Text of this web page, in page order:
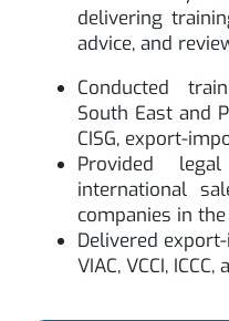
delivering
advice, and
Conducted
South East and
CISG, export-
Provided
international
companies in
Delivered
VIAC, VCCI,